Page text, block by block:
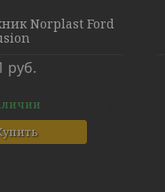
Norplast Ford
руб.